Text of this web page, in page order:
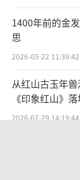
内涵
当传统
引年轻人的
国乐的更多
底蕴，成为
1400年前的金
思
2026-05-22 11:39:42
从红山古玉年
《印象红山》
2026-07-29 14:19:44